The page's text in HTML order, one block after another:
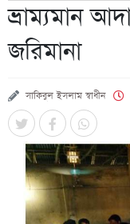
ভ্রাম্যমান
জরিমানা
সাকিবুল ইসলাম স্বাধীন